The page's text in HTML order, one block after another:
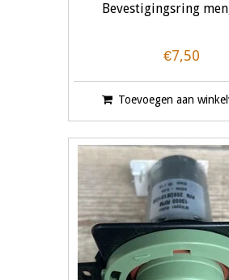
Bevestigingsring
€7,50
Toevoegen aan